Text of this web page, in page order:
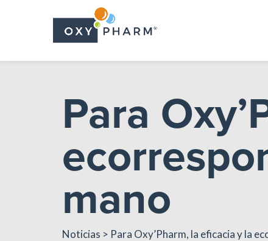
content
Para
mano
Noticias > Para Oxy’Pharm, la eficacia y la